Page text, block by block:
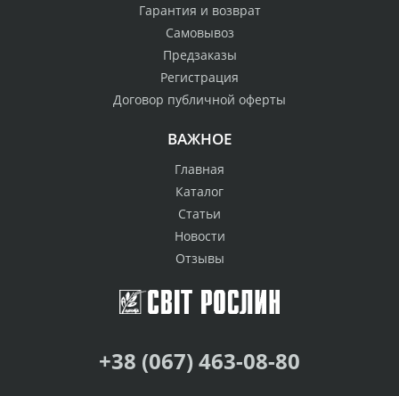
Гарантия и возврат
Самовывоз
Предзаказы
Регистрация
Договор публичной оферты
ВАЖНОЕ
Главная
Каталог
Статьи
Новости
Отзывы
+38 (067) 463-08-80